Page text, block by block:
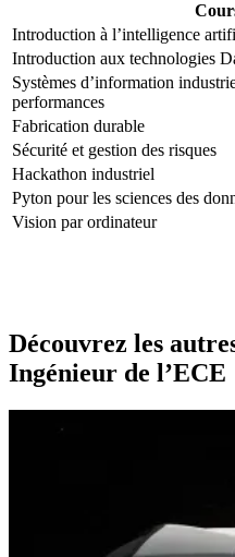
Introduction à l’intelligence
Introduction aux technologies
Systèmes d’information
performances
Fabrication durable
Sécurité et gestion des risques
Hackathon industriel
Pyton pour les sciences des
Vision par ordinateur
Découvrez les
Ingénieur de l’ECE